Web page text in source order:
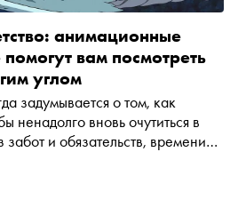
анимационные
вам посмотреть
углом
задумывается о том, как
ненадолго вновь очутиться в
и обязательств, времени
нам хочется взглянуть на